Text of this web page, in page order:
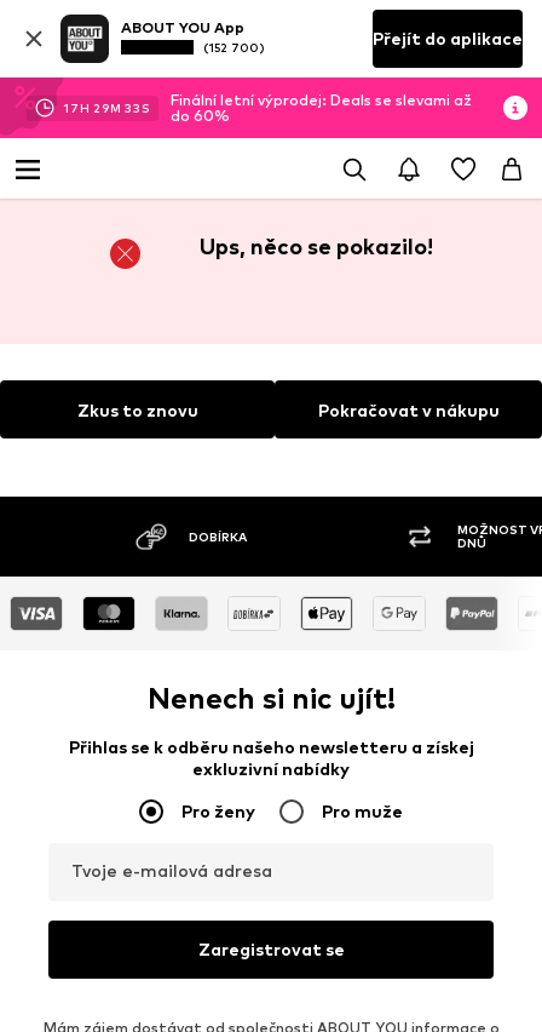
ABOUT YOU App
(152 700) Přejít do aplikace
17H 29M 33 S
Finální letní výprodej: Deals se slevami až
do 60%
Ups, něco se pokazilo!
Zkus to znovu Pokračovat v nákupu
DOBÍRKA
MOŽNOST
DNŮ
Nenech si nic ujít!
Přihlas se k odběru našeho newsletteru a získej
exkluzivní nabídky
Pro ženy Pro muže
Tvoje e-mailová adresa
Zaregistrovat se
Mám zájem dostávat od společnosti ABOUT YOU informace o